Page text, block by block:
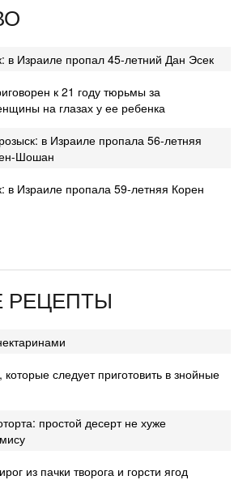
в Израиле пропал 45-летний Дан Эсек
к 21 году тюрьмы за
на глазах у ее ребенка
в Израиле пропала 56-летняя
Шошан
в Израиле пропала 59-летняя Корен
РЕЦЕПТЫ
следует приготовить в знойные
простой десерт не хуже
из пачки творога и горсти ягод